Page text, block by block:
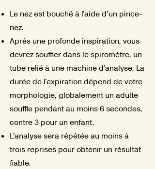
Le nez est bouché à l'aide d'un pince-
nez.
Après une profonde inspiration, vous
devrez souffler dans le spiromètre, un
tube relié à une machine d'analyse. La
durée de l'expiration dépend de votre
morphologie, globalement un adulte
souffle pendant au moins 6 secondes,
contre 3 pour un enfant.
L'analyse sera répétée au moins à
trois reprises pour obtenir un résultat
fiable.